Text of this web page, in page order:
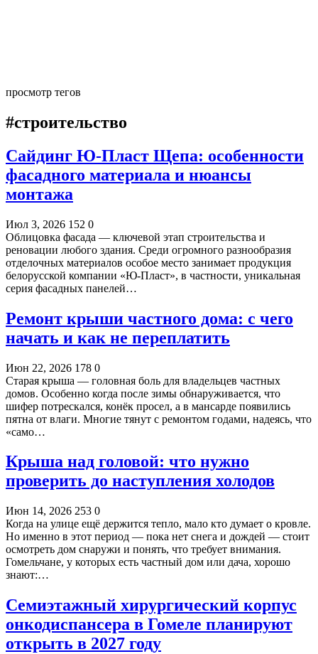
просмотр тегов
#строительство
Сайдинг Ю-Пласт Щепа: особенности
фасадного материала и нюансы
монтажа
Июл 3, 2026 152 0
Облицовка фасада — ключевой этап строительства и
реновации любого здания. Среди огромного разнообразия
отделочных материалов особое место занимает продукция
белорусской компании «Ю-Пласт», в частности, уникальная
серия фасадных панелей…
Ремонт крыши частного дома: с чего
начать и как не переплатить
Июн 22, 2026 178 0
Старая крыша — головная боль для владельцев частных
домов. Особенно когда после зимы обнаруживается, что
шифер потрескался, конёк просел, а в мансарде появились
пятна от влаги. Многие тянут с ремонтом годами, надеясь, что
«само…
Крыша над головой: что нужно
проверить до наступления холодов
Июн 14, 2026 253 0
Когда на улице ещё держится тепло, мало кто думает о кровле.
Но именно в этот период — пока нет снега и дождей — стоит
осмотреть дом снаружи и понять, что требует внимания.
Гомельчане, у которых есть частный дом или дача, хорошо
знают:…
Семиэтажный хирургический корпус
онкодиспансера в Гомеле планируют
открыть в 2027 году